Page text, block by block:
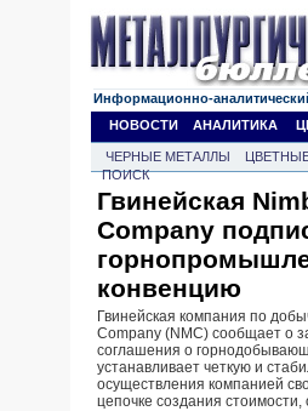
Информационно-
НОВОСТИ
АНАЛИТИКА
ЧЕРНЫЕ МЕТАЛЛЫ
ПОИСК
Гвинейская
Company
конвенцию
Гвинейская компания по
Company (NMC) сообщает о
соглашения о
устанавливает четкую и
осуществления компанией
цепочке создания стоимости,